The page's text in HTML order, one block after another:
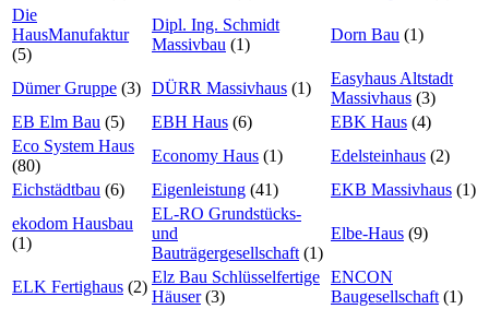
Die
HausManufaktur
(5)
Dipl. Ing. Schmidt
Massivbau (1)
Dorn Bau (1)
Dümer Gruppe (3) DÜRR Massivhaus (1)
Easyhaus Altstadt
Massivhaus (3)
EB Elm Bau (5) EBH Haus (6) EBK Haus (4)
Eco System Haus
(80)
Economy Haus (1) Edelsteinhaus (2)
Eichstädtbau (6) Eigenleistung (41) EKB Massivhaus (1)
ekodom Hausbau
(1)
EL-RO Grundstücks-
und
Bauträgergesellschaft (1)
Elbe-Haus (9)
ELK Fertighaus (2)
Elz Bau Schlüsselfertige
Häuser (3)
ENCON
Baugesellschaft (1)